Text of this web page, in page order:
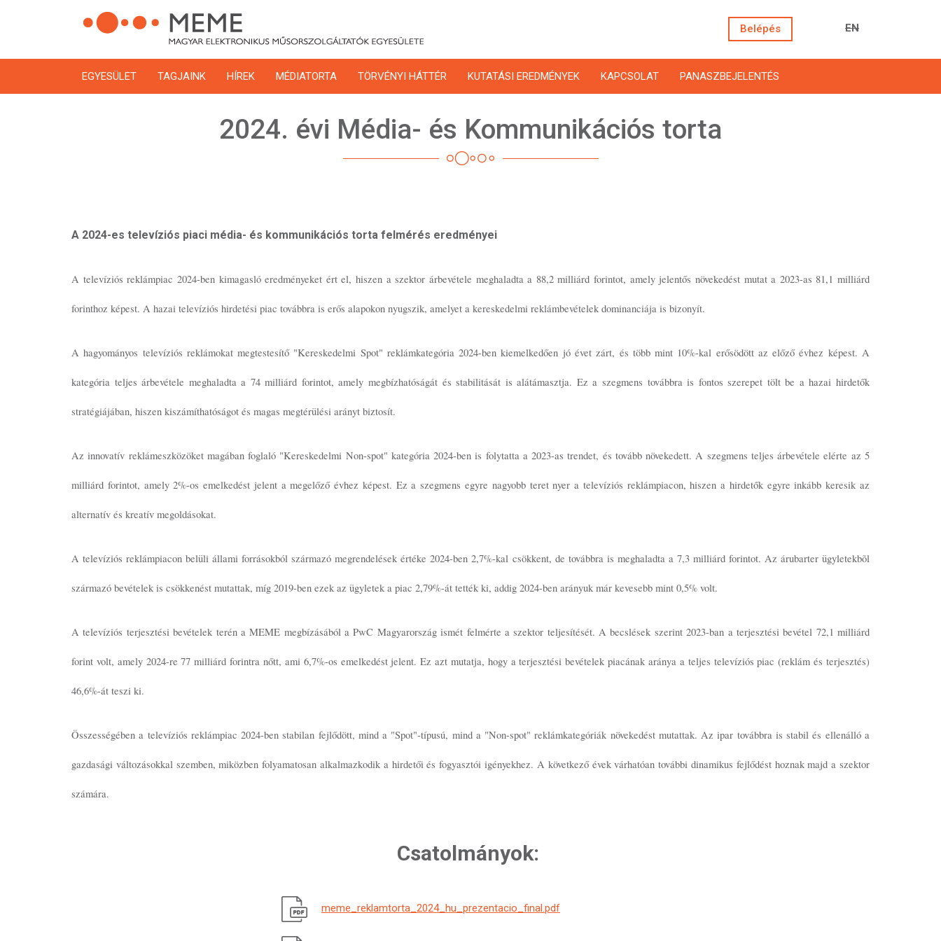
EN
Belépés
EGYESÜLET TAGJAINK HÍREK MÉDIATORTA TÖRVÉNYI HÁTTÉR KUTATÁSI EREDMÉNYEK KAPCSOLAT PANASZBEJELENTÉS
2024. évi Média- és Kommunikációs torta
A 2024-es televíziós piaci média- és kommunikációs torta felmérés eredményei
A televíziós reklámpiac 2024-ben kimagasló eredményeket ért el, hiszen a szektor árbevétele meghaladta a 88,2 milliárd forintot, amely jelentős növekedést mutat a 2023-as 81,1 milliárd
forinthoz képest. A hazai televíziós hirdetési piac továbbra is erős alapokon nyugszik, amelyet a kereskedelmi reklámbevételek dominanciája is bizonyít.
A hagyományos televíziós reklámokat megtestesítő "Kereskedelmi Spot" reklámkategória 2024-ben kiemelkedően jó évet zárt, és több mint 10%-kal erősödött az előző évhez képest. A
kategória teljes árbevétele meghaladta a 74 milliárd forintot, amely megbízhatóságát és stabilitását is alátámasztja. Ez a szegmens továbbra is fontos szerepet tölt be a hazai hirdetők
stratégiájában, hiszen kiszámíthatóságot és magas megtérülési arányt biztosít.
Az innovatív reklámeszközöket magában foglaló "Kereskedelmi Non-spot" kategória 2024-ben is folytatta a 2023-as trendet, és tovább növekedett. A szegmens teljes árbevétele elérte az 5
milliárd forintot, amely 2%-os emelkedést jelent a megelőző évhez képest. Ez a szegmens egyre nagyobb teret nyer a televíziós reklámpiacon, hiszen a hirdetők egyre inkább keresik az
alternatív és kreatív megoldásokat.
A televíziós reklámpiacon belüli állami forrásokból származó megrendelések értéke 2024-ben 2,7%-kal csökkent, de továbbra is meghaladta a 7,3 milliárd forintot. Az árubarter ügyletekbõl
származó bevételek is csökkenést mutattak, míg 2019-ben ezek az ügyletek a piac 2,79%-át tették ki, addig 2024-ben arányuk már kevesebb mint 0,5% volt.
A televíziós terjesztési bevételek terén a MEME megbízásából a PwC Magyarország ismét felmérte a szektor teljesítését. A becslések szerint 2023-ban a terjesztési bevétel 72,1 milliárd
forint volt, amely 2024-re 77 milliárd forintra nőtt, ami 6,7%-os emelkedést jelent. Ez azt mutatja, hogy a terjesztési bevételek piacának aránya a teljes televíziós piac (reklám és terjesztés)
46,6%-át teszi ki.
Összességében a televíziós reklámpiac 2024-ben stabilan fejlődött, mind a "Spot"-típusú, mind a "Non-spot" reklámkategóriák növekedést mutattak. Az ipar továbbra is stabil és ellenálló a
gazdasági változásokkal szemben, miközben folyamatosan alkalmazkodik a hirdetői és fogyasztói igényekhez. A következő évek várhatóan további dinamikus fejlődést hoznak majd a szektor
számára.
Csatolmányok:
meme_reklamtorta_2024_hu_prezentacio_final.pdf